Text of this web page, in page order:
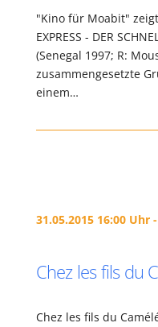
"Kino für Moabit"
EXPRESS - DER
(Senegal 1997; R:
zusammengesetzte
einem…
31.05.2015 16:00 Uhr
Chez les fils du
Chez les fils du